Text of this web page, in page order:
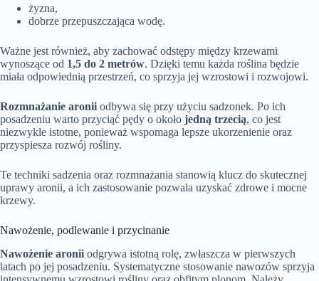
żyzna,
dobrze przepuszczająca wodę.
Ważne jest również, aby zachować odstępy między krzewami
wynoszące od 1,5 do 2 metrów. Dzięki temu każda roślina będzie
miała odpowiednią przestrzeń, co sprzyja jej wzrostowi i rozwojowi.
Rozmnażanie aronii odbywa się przy użyciu sadzonek. Po ich
posadzeniu warto przyciąć pędy o około jedną trzecią, co jest
niezwykle istotne, ponieważ wspomaga lepsze ukorzenienie oraz
przyspiesza rozwój rośliny.
Te techniki sadzenia oraz rozmnażania stanowią klucz do skutecznej
uprawy aronii, a ich zastosowanie pozwala uzyskać zdrowe i mocne
krzewy.
Nawożenie, podlewanie i przycinanie
Nawożenie aronii odgrywa istotną rolę, zwłaszcza w pierwszych
latach po jej posadzeniu. Systematyczne stosowanie nawozów sprzyja